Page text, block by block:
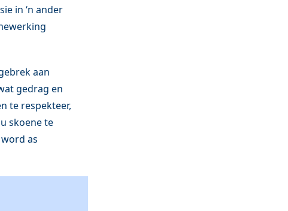
in ‘n ander
aan
gedrag en
te respekteer,
skoene te
as